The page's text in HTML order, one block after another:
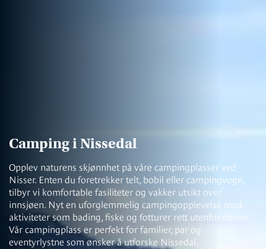
Camping i Nissedal
Opplev naturens skjønnhet på våre campingplasser ved
Nisser. Enten du foretrekker telt, bobil eller campingvogn,
tilbyr vi komfortable fasiliteter og vakker utsikt over
innsjøen. Nyt en uforglemmelig campingopplevelse med
aktiviteter som bading, fiske og fotturer rett utenfor døren.
Vår campingplass er perfekt for familier, par og
eventyrlystne som ønsker å utforske Nissedal.